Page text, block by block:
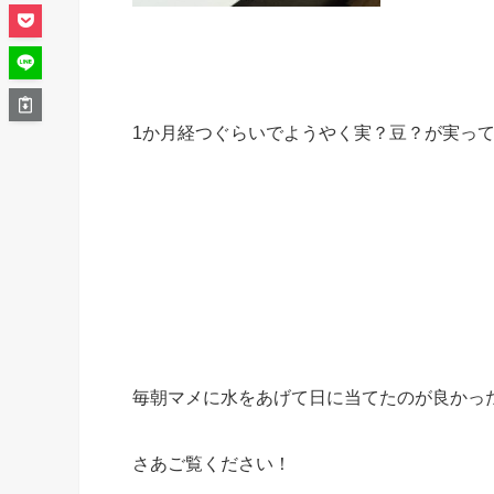
1か月経つぐらいでようやく実？豆？が実って
毎朝マメに水をあげて日に当てたのが良かっ
さあご覧ください！